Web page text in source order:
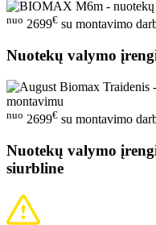
nuo 2699€ su montavimo
Nuotekų valymo
nuo 2699€ su montavimo
Nuotekų valymo
siurbline